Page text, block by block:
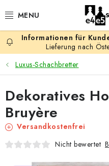
Inhalt
AKTION
SCHACHSPIELE
SCHACHFIGUREN
SCHACHBRETTER
SCHACHUHREN
Lieferung nach
Luxus-Schachbretter
Dekoratives
Bruyère
Versandkostenfrei
Nicht bewertet